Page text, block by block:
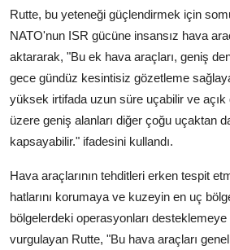
Rutte, bu yeteneği güçlendirmek için
NATO'nun ISR gücüne insansız hava
aktararak, "Bu ek hava araçları, geniş
gece gündüz kesintisiz gözetleme
yüksek irtifada uzun süre uçabilir ve
üzere geniş alanları diğer çoğu uçaktan
kapsayabilir." ifadesini kullandı.
Hava araçlarının tehditleri erken tespit
hatlarını korumaya ve kuzeyin en uç
bölgelerdeki operasyonları desteklemeye
vurgulayan Rutte, "Bu hava araçları